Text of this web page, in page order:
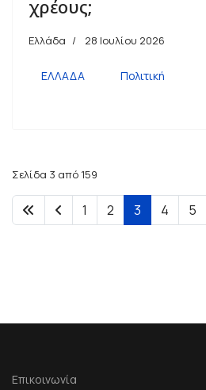
χρέους;
Ελλάδα 28 Ιουλίου 2026
ΕΛΛΑΔΑ Πολιτική
Σελίδα 3 από 159
1 2 3 4 5
Επικοινωνία